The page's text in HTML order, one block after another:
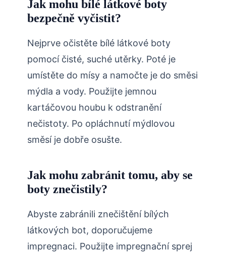
Jak mohu bílé látkové boty
bezpečně vyčistit?
Nejprve očistěte bílé látkové boty
pomocí čisté, suché utěrky. Poté je
umístěte do mísy a namočte je do směsi
mýdla a vody. Použijte jemnou
kartáčovou houbu k odstranění
nečistoty. Po opláchnutí mýdlovou
směsí je dobře osušte.
Jak mohu zabránit tomu, aby se
boty znečistily?
Abyste zabránili znečištění bílých
látkových bot, doporučujeme
impregnaci. Použijte impregnační sprej